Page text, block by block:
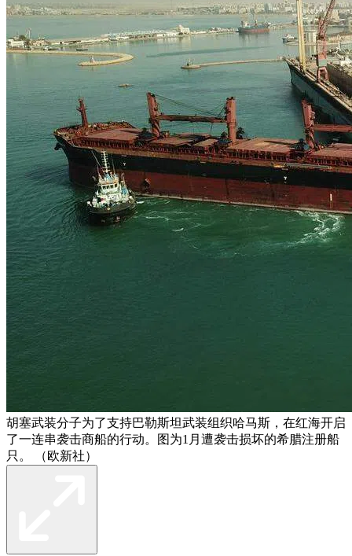
胡塞武装分子为了支持巴勒斯坦武装组织哈马斯，在红海开启
了一连串袭击商船的行动。图为1月遭袭击损坏的希腊注册船
只。 （欧新社）